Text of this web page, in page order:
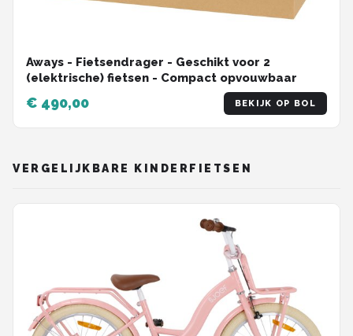
Aways - Fietsendrager - Geschikt voor 2
(elektrische) fietsen - Compact opvouwbaar
€ 490,00 BEKIJK OP BOL
VERGELIJKBARE KINDERFIETSEN